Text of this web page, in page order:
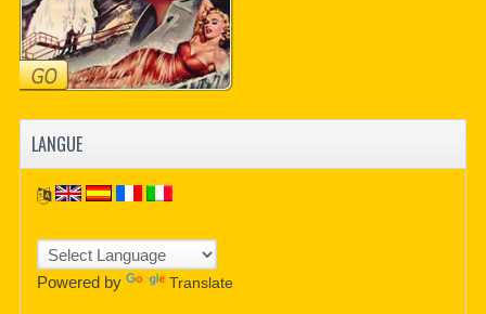
LANGUE
Powered by Translate